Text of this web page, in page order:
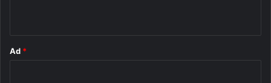
Ad *